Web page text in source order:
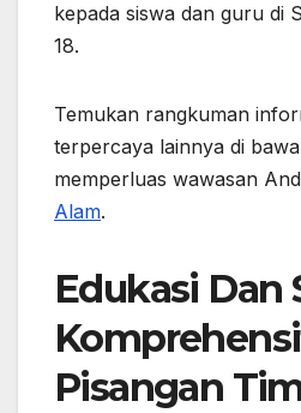
kepada siswa dan guru di
18.
Temukan rangkuman
terpercaya lainnya di
memperluas wawasan
Alam.
Edukasi Dan
Pisangan